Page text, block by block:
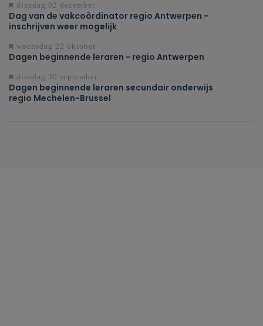
dinsdag 02 december
Dag van de vakcoördinator regio Antwerpen -
inschrijven weer mogelijk
woensdag 22 oktober
Dagen beginnende leraren - regio Antwerpen
dinsdag 30 september
Dagen beginnende leraren secundair onderwijs
regio Mechelen-Brussel